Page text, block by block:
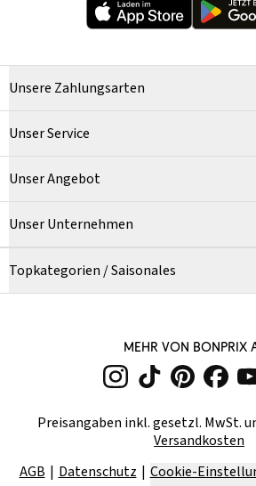
Unsere Zahlungsarten
Unser Service
Unser Angebot
Unser Unternehmen
Topkategorien / Saisonales
MEHR VON BONPRIX
Preisangaben inkl. gesetzl. MwSt.
Versandkosten
AGB
Datenschutz Cookie-